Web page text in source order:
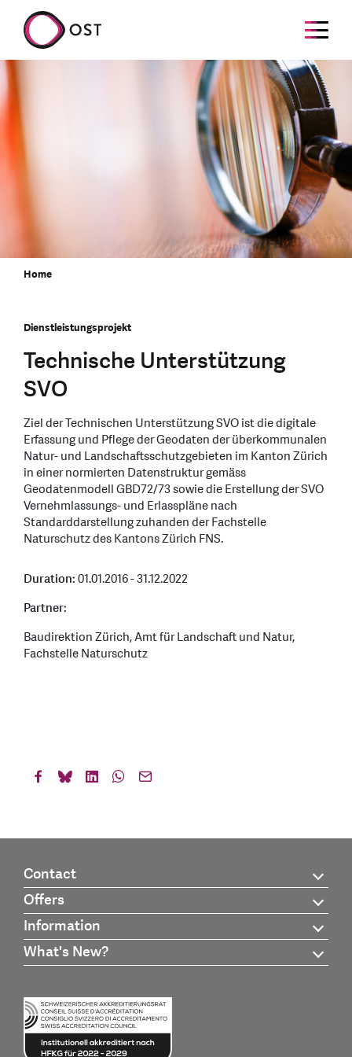
Home
Dienstleistungsprojekt
Technische Unterstützung
SVO
Ziel der Technischen Unterstützung SVO ist die digitale
Erfassung und Pflege der Geodaten der überkommunalen
Natur- und Landschaftsschutzgebieten im Kanton Zürich
in einer normierten Datenstruktur gemäss
Geodatenmodell GBD72/73 sowie die Erstellung der SVO
Vernehmlassungs- und Erlasspläne nach
Standarddarstellung zuhanden der Fachstelle
Naturschutz des Kantons Zürich FNS.
Duration:01.01.2016 - 31.12.2022
Partner:
Baudirektion Zürich, Amt für Landschaft und Natur,
Fachstelle Naturschutz
Contact
Offers
Information
What's New?